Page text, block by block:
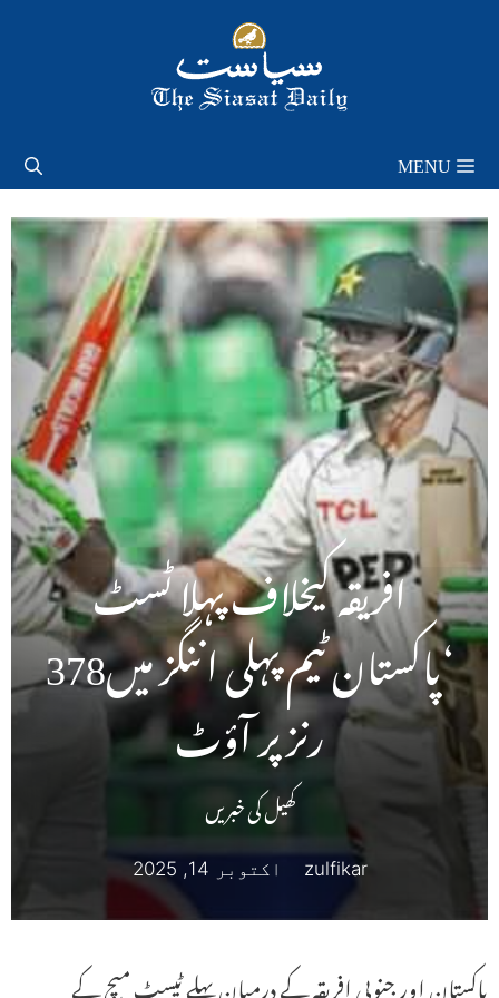
MENU
افریقہ کیخلاف پہلا ٹسٹ
‘پاکستان ٹیم پہلی اننگز میں378
رنز پر آؤٹ
کھیل کی خبریں
zulfikar اکتوبر 14, 2025
پاکستان اور جنوبی افریقہ کے درمیان پہلے ٹیسٹ میچ کے